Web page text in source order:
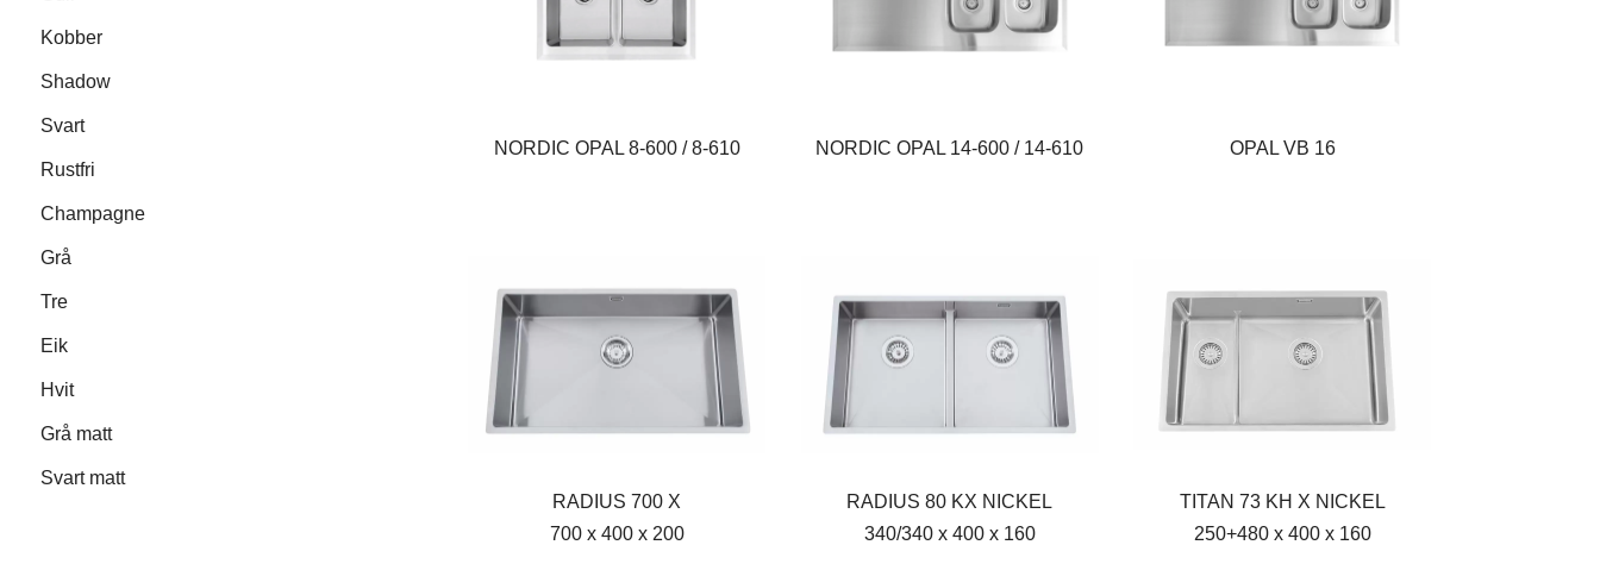
Kobber
Shadow
Svart
Rustfri
Champagne
Grå
Tre
Eik
Hvit
Grå matt
Svart matt
NORDIC OPAL 8-600 / 8-610 NORDIC OPAL 14-600 / 14-610 OPAL VB 16
RADIUS 700 X
700 x 400 x 200
RADIUS 80 KX NICKEL
340/340 x 400 x 160
TITAN 73 KH X NICKEL
250+480 x 400 x 160